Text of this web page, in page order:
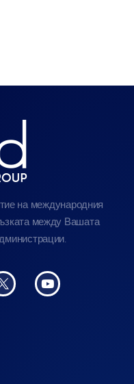
на международния
между Вашата